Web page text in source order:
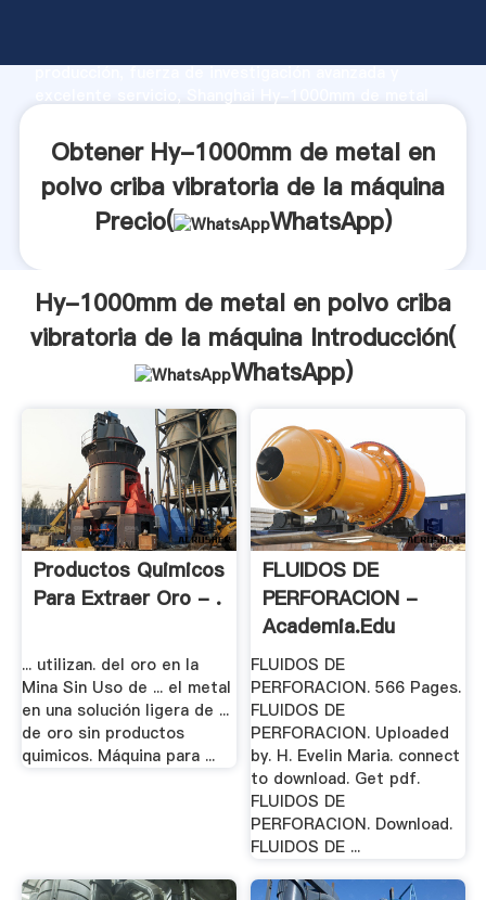
producción, fuerza de investigación avanzada y
crea el valor y aporta valores a todos los clientes.
Obtener Hy-1000mm de metal en
polvo criba vibratoria de la máquina
Precio(
WhatsApp)
Hy-1000mm de metal en polvo criba
vibratoria de la máquina Introducción(
WhatsApp)
Productos Quimicos
Para Extraer Oro - .
... utilizan. del oro en la
Mina Sin Uso de ... el metal
en una solución ligera de ...
de oro sin productos
quimicos. Máquina para ...
FLUIDOS DE
PERFORACION -
Academia.edu
FLUIDOS DE
PERFORACION. 566 Pages.
FLUIDOS DE
PERFORACION. Uploaded
by. H. Evelin Maria. connect
to download. Get pdf.
FLUIDOS DE
PERFORACION. Download.
FLUIDOS DE ...